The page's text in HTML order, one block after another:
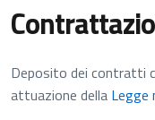
Deposito dei contratti
attuazione della Legge